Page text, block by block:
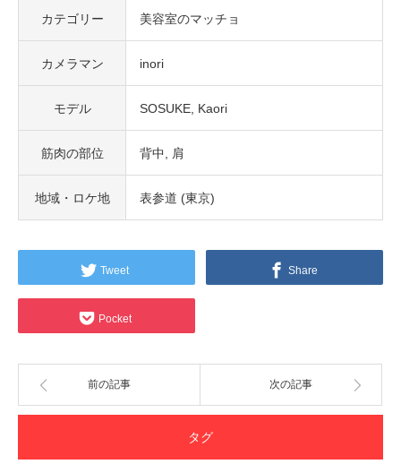
カテゴリー 美容室のマッチョ
カメラマン inori
モデル SOSUKE Kaori
筋肉の部位 背中 肩
地域・ロケ地 表参道 (東京)
Tweet Share
Pocket
前の記事 次の記事
タグ